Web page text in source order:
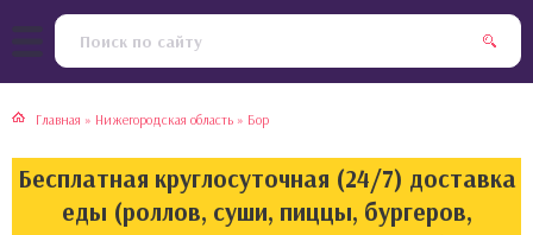
Главная » Нижегородская область » Бор
Бесплатная круглосуточная (24/7) доставка
еды (роллов, суши, пиццы, бургеров,
кухня
кухня